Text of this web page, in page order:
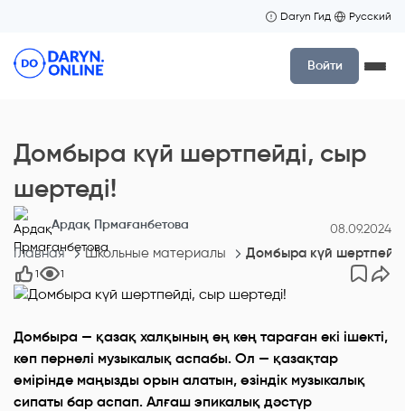
Daryn Гид Русский
Войти
Домбыра күй шертпейді, сыр
шертеді!
Ардақ Прмағанбетова 08.09.2024
Главная Школьные материалы Домбыра күй
1 1
Домбыра — қазақ халқының ең кең тараған екі ішекті,
көп пернелі музыкалық аспабы. Ол — қазақтар
өмірінде маңызды орын алатын, өзіндік музыкалық
сипаты бар аспап. Алғаш эпикалық дәстүр